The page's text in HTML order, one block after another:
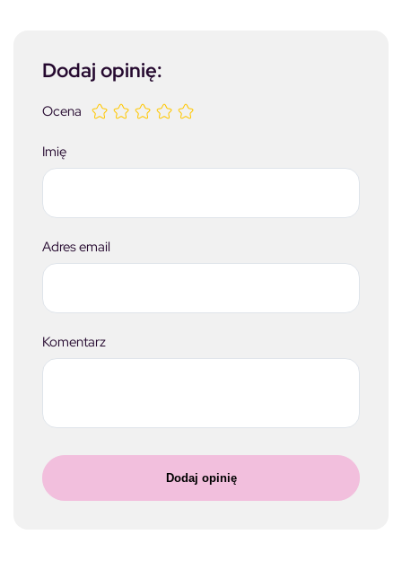
Dodaj opinię:
Ocena
Imię
Adres email
Komentarz